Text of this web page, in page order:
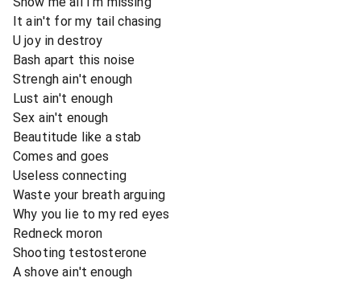
It ain't for my tail chasing
U joy in destroy
Bash apart this noise
Strengh ain't enough
Lust ain't enough
Sex ain't enough
Beautitude like a stab
Comes and goes
Useless connecting
Waste your breath arguing
Why you lie to my red eyes
Redneck moron
Shooting testosterone
A shove ain't enough